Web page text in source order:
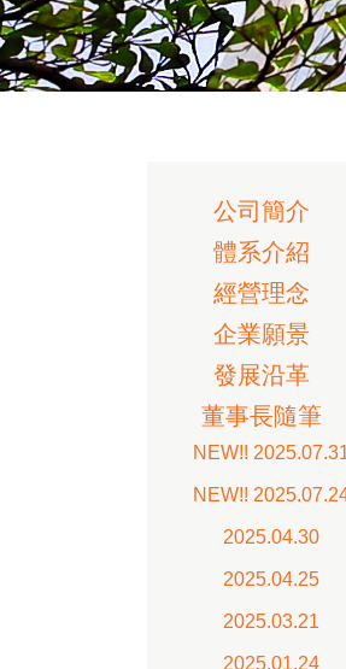
公司簡介
體系介紹
經營理念
企業願景
發展沿革
董事長隨筆
NEW!!
NEW!!
2025.04.30
2025.04.25
2025.03.21
2025.01.24